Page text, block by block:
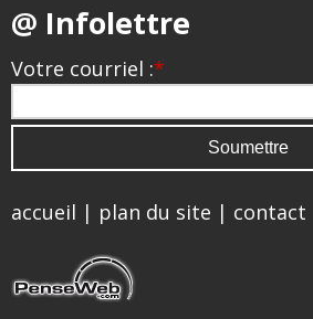
@ Infolettre
Votre courriel :*
accueil | plan du site | contact